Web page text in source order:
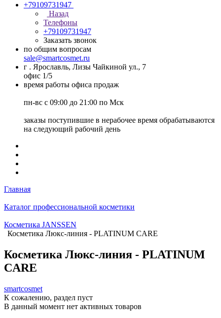
+79109731947
Назад
Телефоны
+79109731947
Заказать звонок
по общим вопросам
sale@smartcosmet.ru
г . Ярославль, Лизы Чайкиной ул., 7
офис 1/5
время работы офиса продаж
пн-вс с 09:00 до 21:00 по Мск
заказы поступившие в нерабочее время обрабатываются
на следующий рабочий день
Главная
Каталог профессиональной косметики
Косметика JANSSEN
Косметика Люкс-линия - PLATINUM CARE
Косметика Люкс-линия - PLATINUM
CARE
smartcosmet
К сожалению, раздел пуст
В данный момент нет активных товаров